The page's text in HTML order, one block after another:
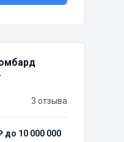
3 отзыва
до 10 000 000